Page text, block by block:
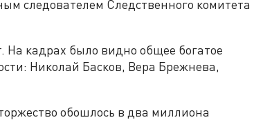
следователем Следственного комитета
На кадрах было видно общее богатое
Николай Басков, Вера Брежнева,
обошлось в два миллиона